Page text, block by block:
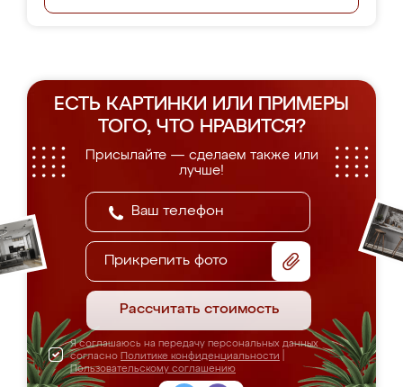
ЕСТЬ КАРТИНКИ ИЛИ ПРИМЕРЫ
ТОГО, ЧТО НРАВИТСЯ?
Присылайте — сделаем также или
лучше!
Прикрепить фото
Рассчитать стоимость
Я соглашаюсь на передачу персональных данных
согласно Политике конфиденциальности
Пользовательскому соглашению